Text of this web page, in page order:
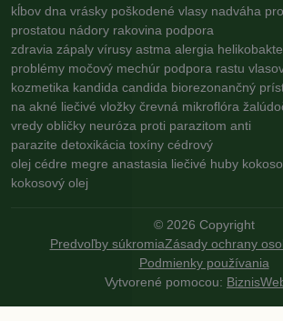
kĺbov dna vrásky poškodené vlasy nadváha
prostatou nádory rakovina podpora
zdravia zápaly vírusy astma alergia
problémy močový mechúr podpora rastu
kozmetika kandida candida biorezonančný
na akné liečivé vložky črevná mikroflóra
vredy obličky neuróza proti parazitom anti
parazite detoxikácia toxíny cédrový
olej cédre megre anastasia liečivé huby
kokosový olej
© 2026 Copyright
Predvoľby súkromiaZásady ochrany
Podmienky používania
Vytvorené pomocou: